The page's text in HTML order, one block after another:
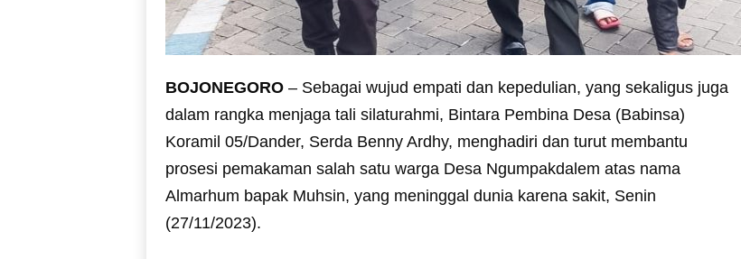
BOJONEGORO– Sebagai wujud empati dan kepedulian, yang sekaligus juga
dalam rangka menjaga tali silaturahmi, Bintara Pembina Desa (Babinsa)
Koramil 05/Dander, Serda Benny Ardhy, menghadiri dan turut membantu
prosesi pemakaman salah satu warga Desa Ngumpakdalem atas nama
Almarhum bapak Muhsin, yang meninggal dunia karena sakit, Senin
(27/11/2023).